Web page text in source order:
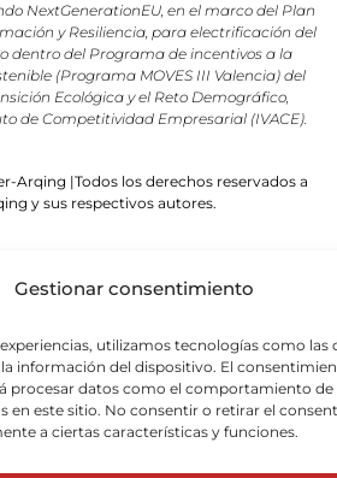
Gestionar consentimiento
utilizamos tecnologías como las
información del dispositivo. El
procesar datos como el comportamiento de
en este sitio. No consentir o retirar el
a ciertas características y funciones.
NextGenerationEU, en el marco del Plan
y Resiliencia, para electrificación del
dentro del Programa de incentivos a la
(Programa MOVES III Valencia) del
Ecológica y el Reto Demográfico,
de Competitividad Empresarial (IVACE).
Arqing |Todos los derechos reservados a
y sus respectivos autores.